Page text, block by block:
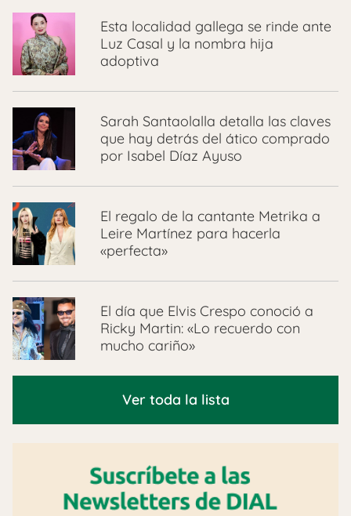
Esta localidad gallega se rinde ante
Luz Casal y la nombra hija
adoptiva
Sarah Santaolalla detalla las claves
que hay detrás del ático comprado
por Isabel Díaz Ayuso
El regalo de la cantante Metrika a
Leire Martínez para hacerla
«perfecta»
El día que Elvis Crespo conoció a
Ricky Martin: «Lo recuerdo con
mucho cariño»
Ver toda la lista